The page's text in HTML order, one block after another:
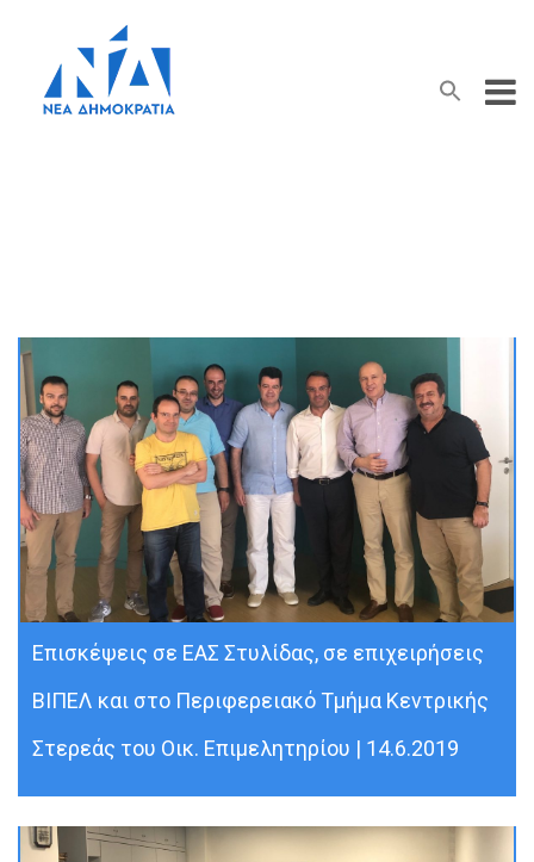
Search
Search Button
Επισκέψεις σε ΕΑΣ Στυλίδας, σε επιχειρήσεις
ΒΙΠΕΛ και στο Περιφερειακό Τμήμα Κεντρικής
Στερεάς του Οικ. Επιμελητηρίου | 14.6.2019